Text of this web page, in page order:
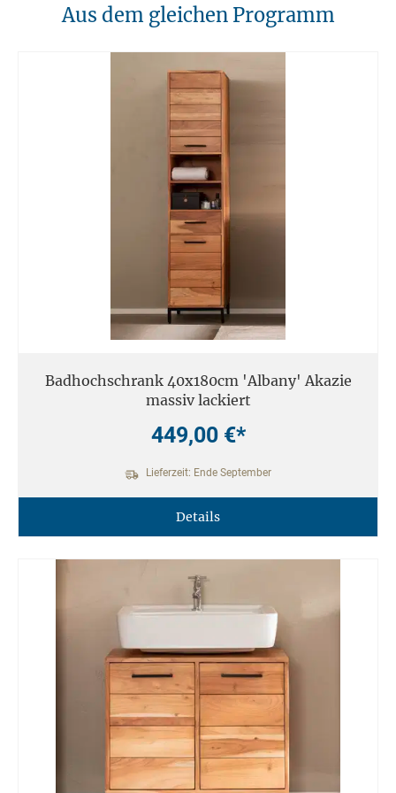
10. Brandschutz
Am Ende der Nutzungsdauer sollten Möbel fachgerecht entsorgt
werden. Massivholz kann über den Sperrmüll oder an speziellen
Sammelstellen abgegeben werden. Die örtlichen
Entsorgungsvorschriften sind zu beachten.
Unsere Massivmöbel sind so konzipiert das Sie für den privaten
Gebrauch in Haushalten geeignet sind. Diese Möbel sind nicht für
kommerziellen Gebrauch geeignet.
Unsere Massivholzmöbel sind nicht für den Außenbereich geeignet.
Aus dem gleichen Programm
Badhochschrank 40x180cm 'Albany' Akazie
massiv lackiert
449,00 €*
Lieferzeit: Ende September
Details